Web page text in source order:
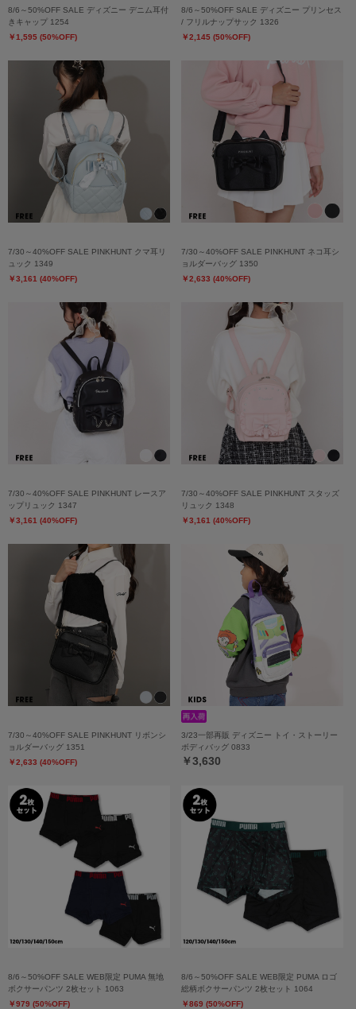
8/6～50%OFF SALE ディズニー デニム耳付
きキャップ 1254
￥1,595 (50%OFF)
8/6～50%OFF SALE ディズニー プリンセス
/ フリルナップサック 1326
￥2,145 (50%OFF)
7/30～40%OFF SALE PINKHUNT クマ耳リ
ュック 1349
￥3,161 (40%OFF)
7/30～40%OFF SALE PINKHUNT ネコ耳シ
ョルダーバッグ 1350
￥2,633 (40%OFF)
7/30～40%OFF SALE PINKHUNT レースア
ップリュック 1347
￥3,161 (40%OFF)
7/30～40%OFF SALE PINKHUNT スタッズ
リュック 1348
￥3,161 (40%OFF)
7/30～40%OFF SALE PINKHUNT リボンシ
ョルダーバッグ 1351
￥2,633 (40%OFF)
3/23一部再販 ディズニー トイ・ストーリー
ボディバッグ 0833
￥3,630
8/6～50%OFF SALE WEB限定 PUMA 無地
ボクサーパンツ 2枚セット 1063
￥979 (50%OFF)
8/6～50%OFF SALE WEB限定 PUMA ロゴ
総柄ボクサーパンツ 2枚セット 1064
￥869 (50%OFF)